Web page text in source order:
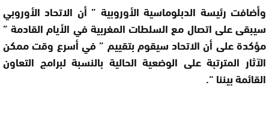
وأضافت رئيسة الدبلوماسية الأوروبية ” أن الاتحاد الأوروبي
سيبقى على اتصال مع السلطات المغربية في الأيام القادمة ”
مؤكدة على أن الاتحاد سيقوم بتقييم ” في أسرع وقت ممكن
الآثار المترتبة على الوضعية الحالية بالنسبة لبرامج التعاون
القائمة بيننا“.